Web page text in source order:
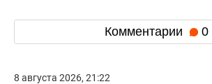
Комментарии 0
8 августа 2026, 21:22